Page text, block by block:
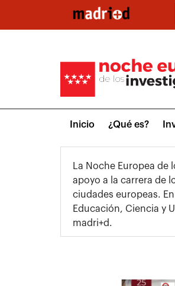
MainInicio ¿Qué es?
La Noche Europea de
apoyo a la carrera de
ciudades europeas.
Educación, Ciencia y
madri+d.